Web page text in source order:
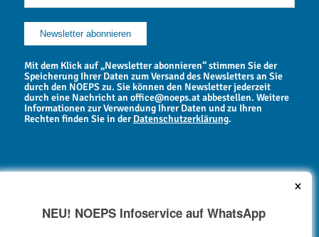
Mit dem Klick auf „Newsletter abonnieren“ stimmen Sie der
Speicherung Ihrer Daten zum Versand des Newsletters an Sie
durch den NOEPS zu. Sie können den Newsletter jederzeit
durch eine Nachricht an office@noeps.at abbestellen. Weitere
Informationen zur Verwendung Ihrer Daten und zu Ihren
Rechten finden Sie in derDatenschutzerklärung.
NEWSARCHIV
×
NEU! NOEPS Infoservice auf WhatsApp